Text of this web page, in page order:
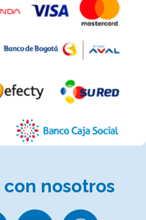
con nosotros